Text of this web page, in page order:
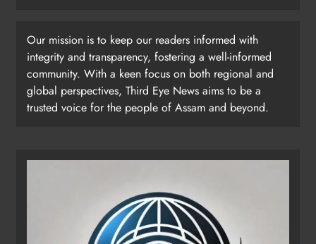
Our mission is to keep our readers informed with
integrity and transparency, fostering a well-informed
community. With a keen focus on both regional and
global perspectives, Third Eye News aims to be a
trusted voice for the people of Assam and beyond.